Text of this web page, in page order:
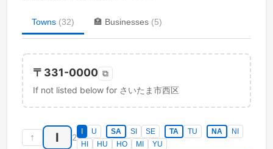
Towns (32) 🏣 Businesses (5)
〒 331-0000 ⧉
If not listed below for さいたま市西区
↑ I 2
U SA SI SE TA TU NA
NI
HI
HU HO MI YU